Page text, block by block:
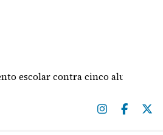
contra cinco alumnas